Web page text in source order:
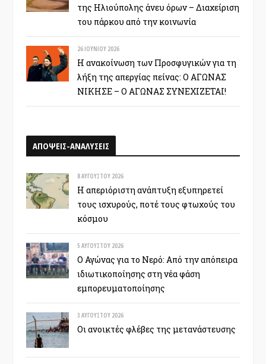
της Ηλιούπολης άνευ όρων – Διαχείριση
του πάρκου από την κοινωνία
26 ΙΟΥΝΊΟΥ 2026
Η ανακοίνωση των Προσφυγικών για τη
λήξη της απεργίας πείνας: Ο ΑΓΩΝΑΣ
ΝΙΚΗΣΕ – Ο ΑΓΩΝΑΣ ΣΥΝΕΧΙΖΕΤΑΙ!
ΑΠΟΨΕΙΣ-ΑΝΑΛΥΣΕΙΣ
8 ΑΥΓΟΎΣΤΟΥ 2026
Η απεριόριστη ανάπτυξη εξυπηρετεί
τους ισχυρούς, ποτέ τους φτωχούς του
κόσμου
5 ΑΥΓΟΎΣΤΟΥ 2026
Ο Αγώνας για το Νερό: Από την απόπειρα
ιδιωτικοποίησης στη νέα φάση
εμπορευματοποίησης
3 ΑΥΓΟΎΣΤΟΥ 2026
Οι ανοικτές φλέβες της μετανάστευσης